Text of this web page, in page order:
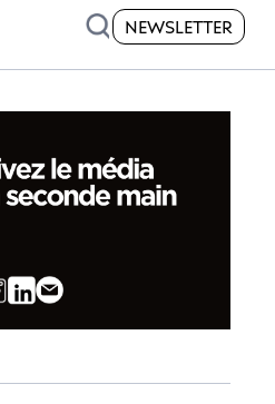
NEWSLETTER